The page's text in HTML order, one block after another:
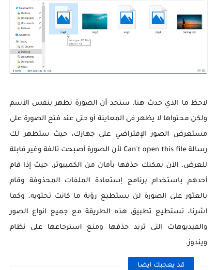
لاحظ ما الذي حدث هنا، ستجد أن الصورة تظهر بنفس الأسم
ولكن محتواها لا يظهر فى المعاينة أو حتى عند فتح الصورة على
مستعرض الصور الإفتراضي على جهازك، حيث ستظهر لك
رسالة Can't open this file لأن الصورة أصبحت تالفة وغير قابلة
للعرض. الآن يمكنك حذفها بأمان من الكمبيوتر، حيث إذا قام
أحدهم باستخدام برنامج إستعادة الملفات المحذوفة وقام
بالعثور على الصورة لن يستطيع رؤية ما كانت تحتويه. وكما
اشرنا، تستطيع تطبيق هذه الطريقة مع جميع انواع الصور
والفيديوهات التى تريد حذفها ومنع استرجاعها على نظام
ويندوز.
قد يعجبك ايضا